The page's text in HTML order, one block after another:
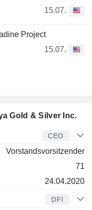
15.07.
Project
15.07.
Gold & Silver Inc.
CEO
Vorstandsvorsitzender
71
24.04.2020
DFI